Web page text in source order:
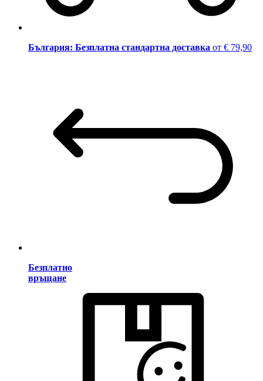
България: Безплатна стандартна доставка от € 79,90
Безплатно
връщане